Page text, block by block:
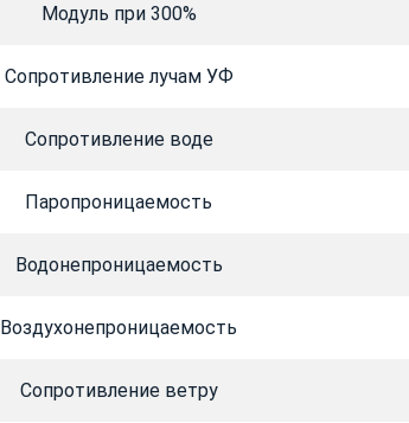
Модуль при 300%
Сопротивление лучам УФ
Сопротивление воде
Паропроницаемость
Водонепроницаемость
Воздухонепроницаемость
Сопротивление ветру